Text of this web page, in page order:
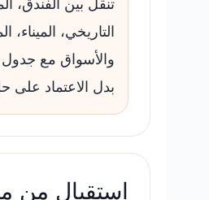
تنقل بين الفندق،
التاريخي، الميناء،
والأسواق مع
بدل الاعتماد على
استقبال من